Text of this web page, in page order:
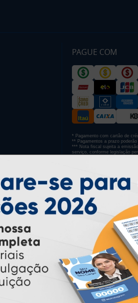
PAGUE COM
* Pagamento com cartão de
** Pagamentos a prazo poderão
*** Nota fiscal sujeita a
serviço, conforme legislação
PARTICIPE
IMPRA INDUSTRIA GRAFICA LTDA | CNPJ:
Atual Card © 2026. Todos os direitos